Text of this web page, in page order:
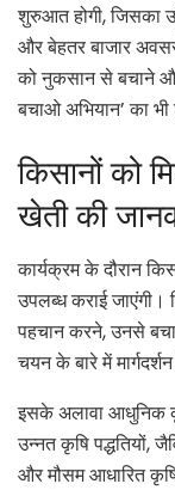
शुरुआत होगी, जिसका
और बेहतर बाजार
को नुकसान से बचाने
बचाओ अभियान’ का भी
किसानों को
खेती की
कार्यक्रम के दौरान
उपलब्ध कराई
पहचान करने, उनसे
चयन के बारे में
इसके अलावा आधुनिक
उन्नत कृषि पद्धतियों,
और मौसम आधारित